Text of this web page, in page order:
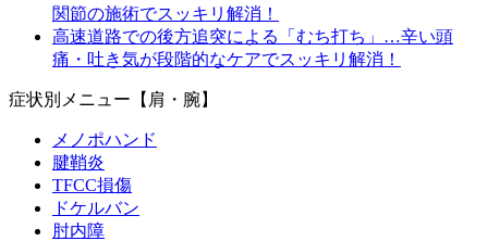
関節の施術でスッキリ解消！
高速道路での後方追突による「むち打ち」…辛い頭
痛・吐き気が段階的なケアでスッキリ解消！
症状別メニュー【肩・腕】
メノポハンド
腱鞘炎
TFCC損傷
ドケルバン
肘内障